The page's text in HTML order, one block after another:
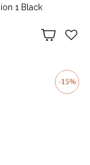
1 Black
-15%